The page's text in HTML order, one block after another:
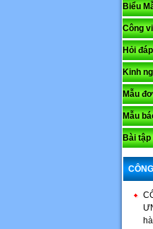
Biểu
Công
Hỏi
Kinh
Mẫu
Mẫu
Bài